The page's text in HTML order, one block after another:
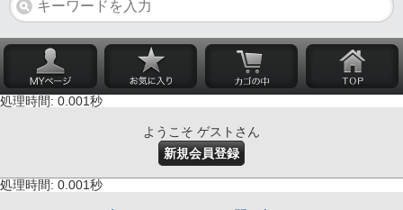
処理時間: 0.001秒
ようこそ ゲストさん
新規会員登録
処理時間: 0.001秒